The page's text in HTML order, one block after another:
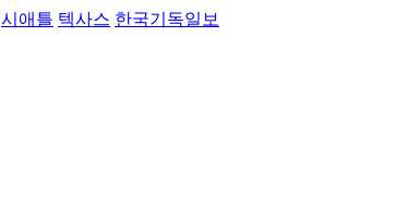
시애틀 텍사스 한국기독일보